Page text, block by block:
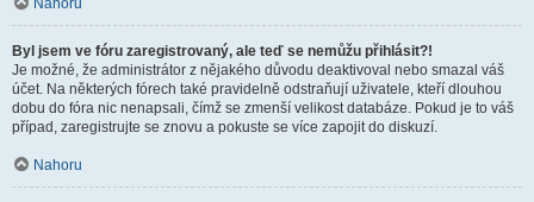
Nahoru
Byl jsem ve fóru zaregistrovaný, ale teď se nemůžu přihlásit?!
Je možné, že administrátor z nějakého důvodu deaktivoval nebo smazal váš
účet. Na některých fórech také pravidelně odstraňují uživatele, kteří dlouhou
dobu do fóra nic nenapsali, čímž se zmenší velikost databáze. Pokud je to váš
případ, zaregistrujte se znovu a pokuste se více zapojit do diskuzí.
Nahoru